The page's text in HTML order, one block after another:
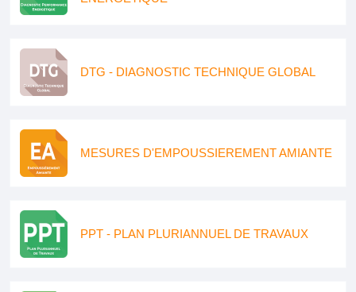
DTG - DIAGNOSTIC TECHNIQUE GLOBAL
MESURES D'EMPOUSSIEREMENT AMIANTE
PPT - PLAN PLURIANNUEL DE TRAVAUX